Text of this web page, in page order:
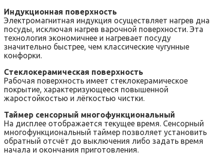
Индукционная поверхность
Электромагнитная индукция осуществляет нагрев дна
посуды, исключая нагрев варочной поверхности. Эта
технология экономичнее и нагревает посуду
значительно быстрее, чем классические чугунные
конфорки.
Стеклокерамическая поверхность
Рабочая поверхность имеет стеклокерамическое
покрытие, характеризующееся повышенной
жаростойкостью и лёгкостью чистки.
Таймер сенсорный многофункциональный
На дисплее отображается текущее время. Сенсорный
многофункциональный таймер позволяет установить
обратный отсчёт до выключения либо задать время
начала и окончания приготовления.